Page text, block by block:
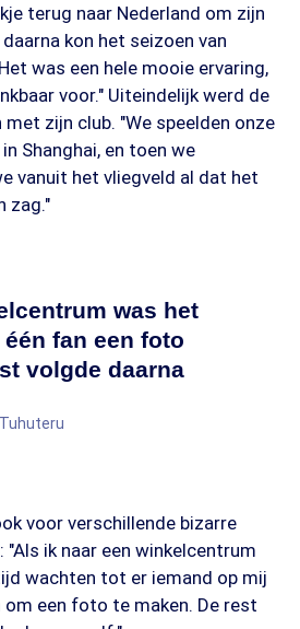
terug naar Nederland om zijn
kon het seizoen van
was een hele mooie ervaring,
voor." Uiteindelijk werd de
zijn club. "We speelden onze
Shanghai, en toen we
vanuit het vliegveld al dat het
zag."
was het
fan een foto
volgde daarna
voor verschillende bizarre
"Als ik naar een winkelcentrum
wachten tot er iemand op mij
een foto te maken. De rest